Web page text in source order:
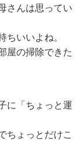
さんは思ってい
いいよね。
屋の掃除できた
に「ちょっと運
ちょっとだけこ